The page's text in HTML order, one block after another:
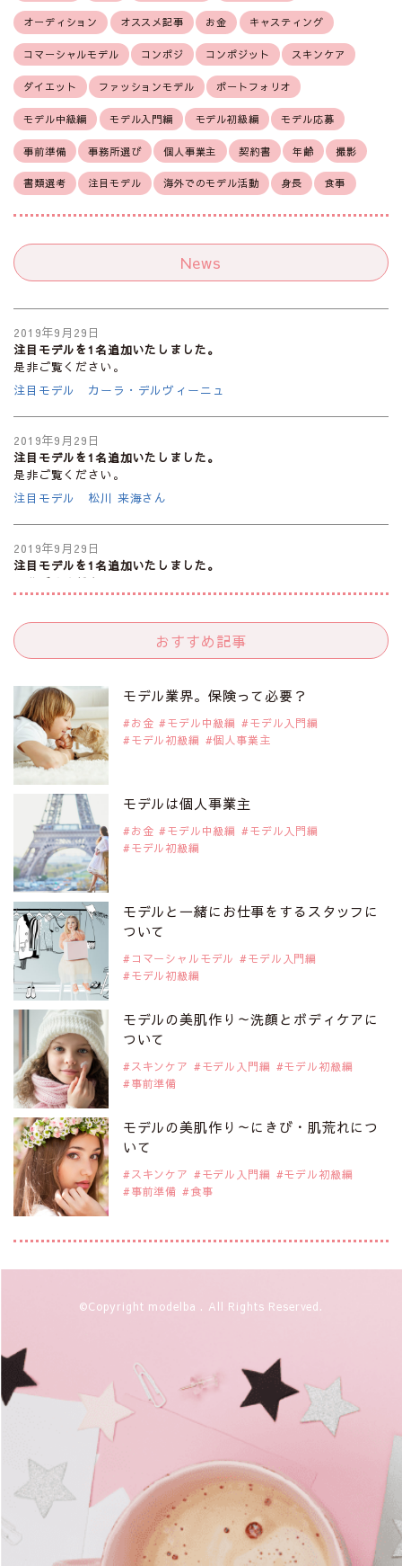
オーディション オススメ記事 お金 キャスティング
コマーシャルモデル コンポジ コンポジット スキンケア
ダイエット ファッションモデル ポートフォリオ
モデル中級編 モデル入門編 モデル初級編 モデル応募
事前準備 事務所選び 個人事業主 契約書 年齢 撮影
書類選考 注目モデル 海外でのモデル活動 身長 食事
News
2019年9月29日
注目モデルを1名追加いたしました。
是非ご覧ください。
注目モデル カーラ・デルヴィーニュ
2019年9月29日
注目モデルを1名追加いたしました。
是非ご覧ください。
注目モデル 松川 来海さん
2019年9月29日
注目モデルを1名追加いたしました。
是非ご覧ください。
2019年9月29日
是非ご覧ください。
注目モデル 水原佑果さん
2019年9月29日
是非ご覧ください。
注目モデル CHIHARUさん
2019年9月29日
注目モデルを1名追加いたしました。
是非ご覧ください。
注目モデル 藤井サチさん
2019年9月29日
注目モデルを1名追加いたしました。
是非ご覧ください。
大注目のモデル10人
2019年9月29日
注目モデルを1名追加いたしました。
是非ご覧ください。
注目のアジア系モデル
2019年9月29日
注目モデルを1名追加いたしました。
2019年9月29日
注目モデル イーランさん
おすすめ記事
モデル業界。保険って必要？
お金 モデル中級編
モデル入門編
モデル初級編
個人事業主
モデルは個人事業主
お金 モデル中級編
モデル入門編
モデル初級編
モデルと一緒にお仕事をするスタッフに
ついて
コマーシャルモデル
モデル入門編
モデル初級編
モデルの美肌作り～洗顔とボディケアに
ついて
スキンケア モデル入門編
モデル初級編
事前準備
モデルの美肌作り～にきび・肌荒れにつ
いて
スキンケア モデル入門編
モデル初級編
事前準備
食事
©Copyright modelba . All Rights Reserved.